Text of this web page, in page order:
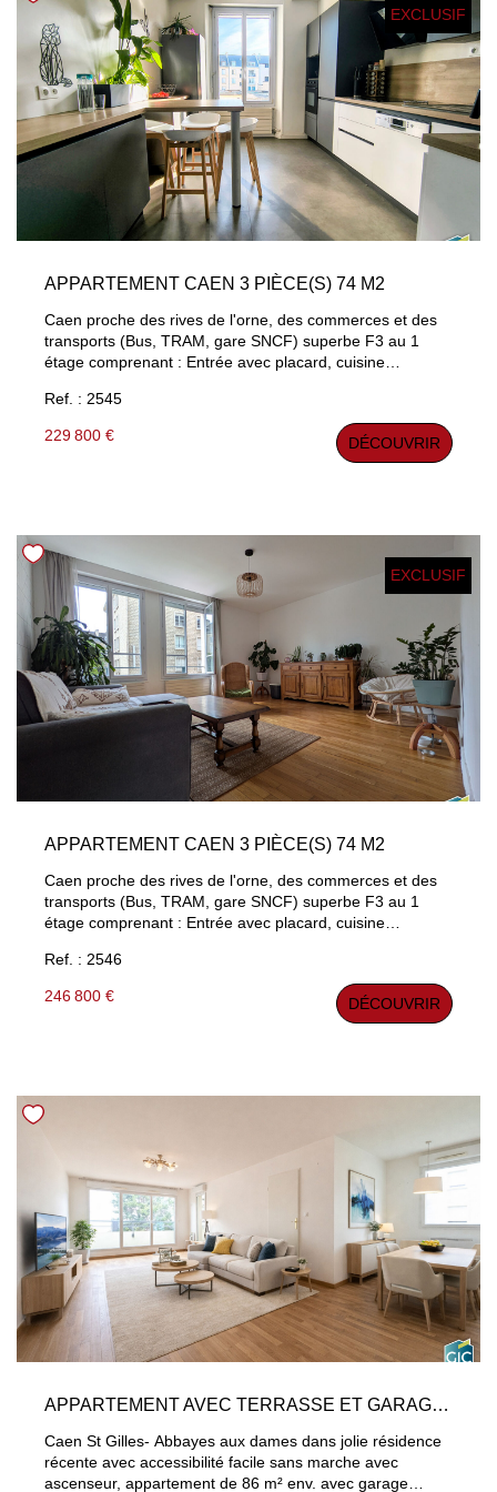
EXCLUSIF
APPARTEMENT CAEN 3 PIÈCE(S) 74 M2
Caen proche des rives de l'orne, des commerces et des
transports (Bus, TRAM, gare SNCF) superbe F3 au 1
étage comprenant : Entrée avec placard, cuisine
m² exposé Sud-Ouest, 2 belles chambres, salle d'eau,
WC séparé, Rangement. Chauffage individuel au gaz,
Grenier d'environ 15m². Possibilité d'acquérir un garage
en plus.. Les informations sur les risques auxquels ce
Ref. : 2545
229 800 € DÉCOUVRIR
EXCLUSIF
APPARTEMENT CAEN 3 PIÈCE(S) 74 M2
Caen proche des rives de l'orne, des commerces et des
transports (Bus, TRAM, gare SNCF) superbe F3 au 1
étage comprenant : Entrée avec placard, cuisine
m² exposé Sud-Ouest, 2 belles chambres, salle d'eau,
WC séparé, Rangement. Chauffage individuel au gaz,
Grenier d'environ 15m². Garage Les informations sur les
risques auxquels ce bien est exposé sont disponibles sur
Ref. : 2546
246 800 € DÉCOUVRIR
APPARTEMENT AVEC TERRASSE ET GARAGE CAEN 4 PIÈCE(S) 86 M2
Caen St Gilles- Abbayes aux dames dans jolie résidence
récente avec accessibilité facile sans marche avec
ascenseur, appartement de 86 m² env. avec garage